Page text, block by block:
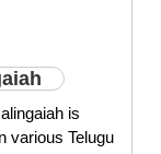
is
various Telugu